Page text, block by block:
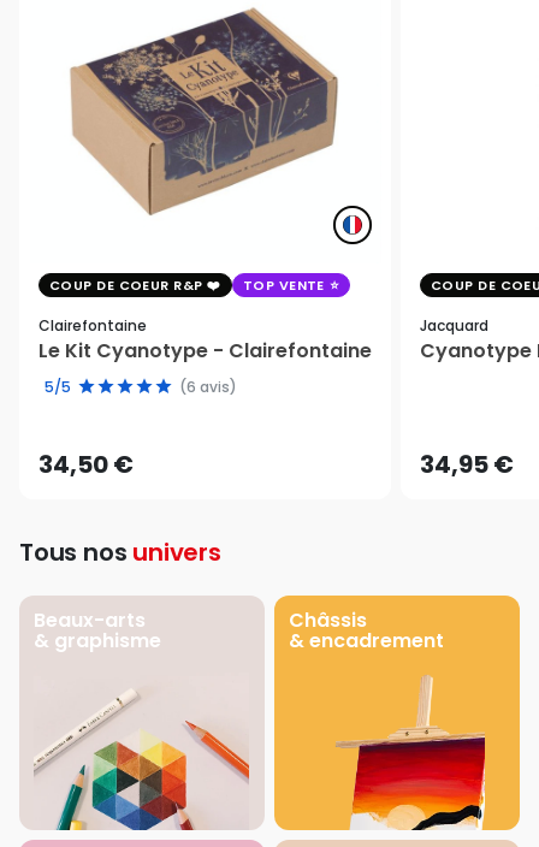
COUP DE COEUR R&P TOP VENTE
Clairefontaine
Le Kit Cyanotype - Clairefontaine
5/5 (6 avis)
34,50 €
COUP DE
Jacquard
Cyanotype
34,95 €
Tous nos univers
Beaux-arts
& graphisme
Châssis
& encadrement